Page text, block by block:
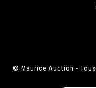
© Maurice Auction - Tous